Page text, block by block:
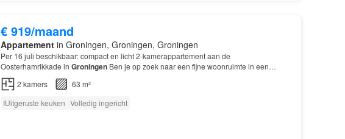
€ 919/maand
Appartementin Groningen, Groningen, Groningen
Per 16 juli beschikbaar: compact en licht 2-kamerappartement aan de
Oosterhamrikkade in GroningenBen je op zoek naar een fijne woonruimte in een
levendige Kenmerken: Woonoppervlakte: 63 m² 2
2 kamers
63 m²
IUitgeruste keuken Volledig ingericht